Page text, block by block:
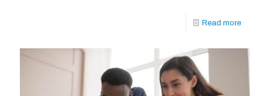
Read more